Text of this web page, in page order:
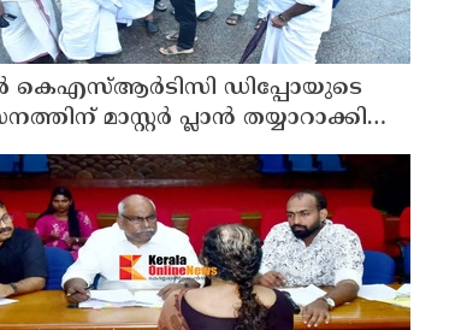
കെഎസ്ആർടിസി ഡിപ്പോയുടെ
മാസ്റ്റർ പ്ലാൻ തയ്യാറാക്കി
: ടി ഒ മോഹനൻ എം എൽ എ